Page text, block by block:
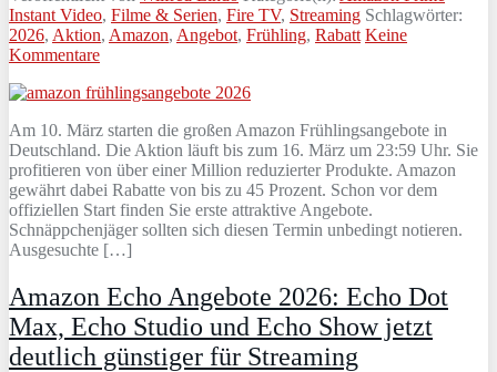
Instant Video, Filme & Serien, Fire TV, Streaming Schlagwörter:
2026, Aktion, Amazon, Angebot, Frühling, Rabatt Keine
Kommentare
Am 10. März starten die großen Amazon Frühlingsangebote in
Deutschland. Die Aktion läuft bis zum 16. März um 23:59 Uhr. Sie
profitieren von über einer Million reduzierter Produkte. Amazon
gewährt dabei Rabatte von bis zu 45 Prozent. Schon vor dem
offiziellen Start finden Sie erste attraktive Angebote.
Schnäppchenjäger sollten sich diesen Termin unbedingt notieren.
Ausgesuchte […]
Amazon Echo Angebote 2026: Echo Dot
Max, Echo Studio und Echo Show jetzt
deutlich günstiger für Streaming